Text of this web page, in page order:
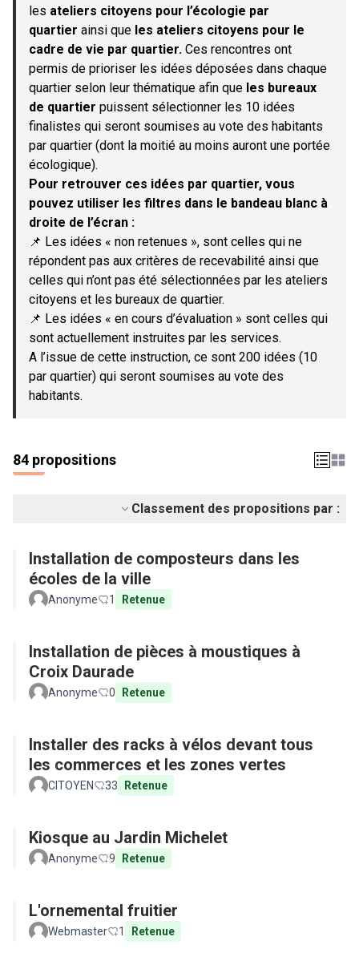
les ateliers citoyens pour l’écologie par
quartier ainsi que les ateliers citoyens pour le
cadre de vie par quartier. Ces rencontres ont
permis de prioriser les idées déposées dans chaque
quartier selon leur thématique afin que les bureaux
de quartier puissent sélectionner les 10 idées
finalistes qui seront soumises au vote des habitants
par quartier (dont la moitié au moins auront une portée
écologique).
Pour retrouver ces idées par quartier, vous
pouvez utiliser les filtres dans le bandeau blanc à
droite de l’écran :
📌 Les idées « non retenues », sont celles qui ne
répondent pas aux critères de recevabilité ainsi que
celles qui n’ont pas été sélectionnées par les ateliers
citoyens et les bureaux de quartier.
📌 Les idées « en cours d’évaluation » sont celles qui
sont actuellement instruites par les services.
A l’issue de cette instruction, ce sont 200 idées (10
par quartier) qui seront soumises au vote des
habitants.
84 propositions
Classement des propositions par :
Installation de composteurs dans les
écoles de la ville
Anonyme 1 Retenue
Installation de pièces à moustiques à
Croix Daurade
Anonyme 0 Retenue
Installer des racks à vélos devant tous
les commerces et les zones vertes
CITOYEN 33 Retenue
Kiosque au Jardin Michelet
Anonyme 9 Retenue
L'ornemental fruitier
Webmaster 1 Retenue